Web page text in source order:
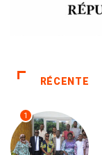
RÉCENTE
1